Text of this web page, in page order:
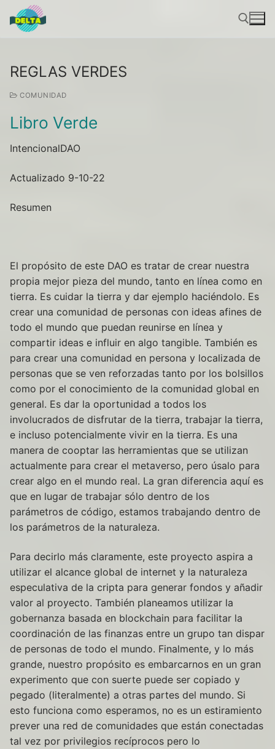
REGLAS VERDES
COMUNIDAD
Libro Verde
IntencionalDAO
Actualizado 9-10-22
Resumen
El propósito de este DAO es tratar de crear nuestra
propia mejor pieza del mundo, tanto en línea como en
tierra. Es cuidar la tierra y dar ejemplo haciéndolo. Es
crear una comunidad de personas con ideas afines de
todo el mundo que puedan reunirse en línea y
compartir ideas e influir en algo tangible. También es
para crear una comunidad en persona y localizada de
personas que se ven reforzadas tanto por los bolsillos
como por el conocimiento de la comunidad global en
general. Es dar la oportunidad a todos los
involucrados de disfrutar de la tierra, trabajar la tierra,
e incluso potencialmente vivir en la tierra. Es una
manera de cooptar las herramientas que se utilizan
actualmente para crear el metaverso, pero úsalo para
crear algo en el mundo real. La gran diferencia aquí es
que en lugar de trabajar sólo dentro de los
parámetros de código, estamos trabajando dentro de
los parámetros de la naturaleza.
Para decirlo más claramente, este proyecto aspira a
utilizar el alcance global de internet y la naturaleza
especulativa de la cripta para generar fondos y añadir
valor al proyecto. También planeamos utilizar la
gobernanza basada en blockchain para facilitar la
coordinación de las finanzas entre un grupo tan dispar
de personas de todo el mundo. Finalmente, y lo más
grande, nuestro propósito es embarcarnos en un gran
experimento que con suerte puede ser copiado y
pegado (literalmente) a otras partes del mundo. Si
esto funciona como esperamos, no es un estiramiento
prever una red de comunidades que están conectadas
tal vez por privilegios recíprocos pero lo